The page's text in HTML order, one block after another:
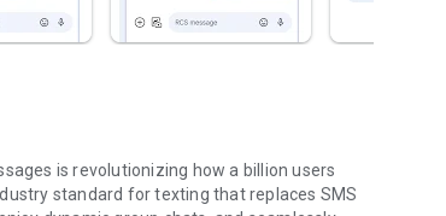
is revolutionizing how a billion users
standard for texting that replaces SMS